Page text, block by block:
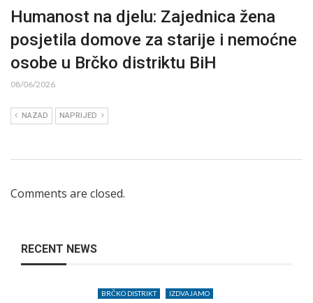
Humanost na djelu: Zajednica žena
posjetila domove za starije i nemoćne
osobe u Brčko distriktu BiH
08/06/2026
NAZAD NAPRIJED
Comments are closed.
RECENT NEWS
BRČKO DISTRIKT IZDVAJAMO